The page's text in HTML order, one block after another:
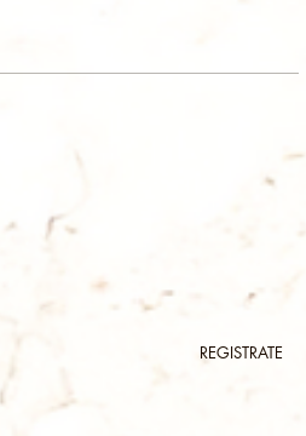
REGISTRATE